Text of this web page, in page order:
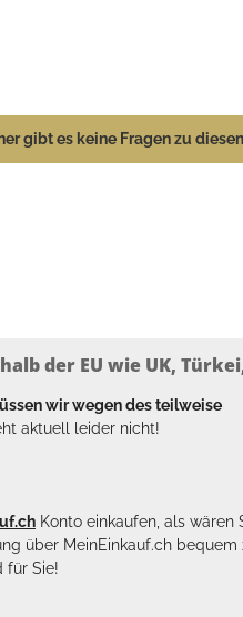
gibt es keine Fragen zu
der EU wie UK,
wir wegen des teilweise
aktuell leider nicht!
Konto einkaufen, als wären
über MeinEinkauf.ch bequem
für Sie!